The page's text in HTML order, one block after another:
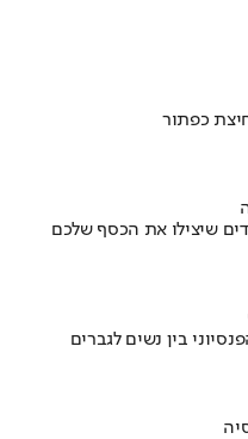
כפתור
שיצילו את הכסף שלכם
בין נשים לגברים